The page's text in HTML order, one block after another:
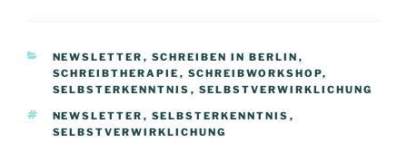
KATEGORIEN
NEWSLETTER , SCHREIBEN IN BERLIN ,
SCHREIBTHERAPIE , SCHREIBWORKSHOP,
SELBSTERKENNTNIS , SELBSTVERWIRKLICHUNG
SCHLAGWÖRTER
NEWSLETTER , SELBSTERKENNTNIS ,
SELBSTVERWIRKLICHUNG